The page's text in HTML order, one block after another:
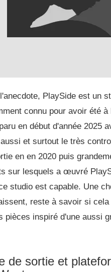
PlaySide est un
connu pour avoir été à
en début d'année 2025
et surtout le très
en en 2020 puis
sur lesquels a œuvré
studio est capable. Une
reste à savoir si
pièces inspiré d'une aussi
de sortie et